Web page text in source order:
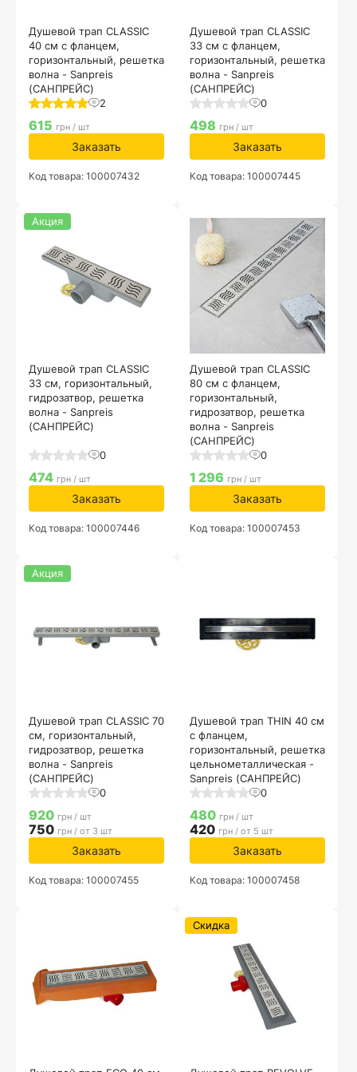
Душевой трап CLASSIC
40 см с фланцем,
горизонтальный, решетка
волна - Sanpreis
(САНПРЕЙС)
2
615 грн / шт
Заказать
Код товара: 100007432
Душевой трап CLASSIC
33 см с фланцем,
горизонтальный, решетка
волна - Sanpreis
(САНПРЕЙС)
0
498 грн / шт
Заказать
Код товара: 100007445
Душевой трап CLASSIC
33 см, горизонтальный,
гидрозатвор, решетка
волна - Sanpreis
(САНПРЕЙС)
0
Акция
474 грн / шт
Заказать
Код товара: 100007446
Душевой трап CLASSIC
80 см с фланцем,
горизонтальный,
гидрозатвор, решетка
волна - Sanpreis
(САНПРЕЙС)
0
1 296 грн / шт
Заказать
Код товара: 100007453
Душевой трап CLASSIC 70
см, горизонтальный,
гидрозатвор, решетка
волна - Sanpreis
(САНПРЕЙС)
0
Акция
920 грн / шт
750 грн / от 3 шт
Заказать
Код товара: 100007455
Душевой трап THIN 40 см
с фланцем,
горизонтальный, решетка
цельнометаллическая -
Sanpreis (САНПРЕЙС)
0
480 грн / шт
420 грн / от 5 шт
Заказать
Код товара: 100007458
Скидка